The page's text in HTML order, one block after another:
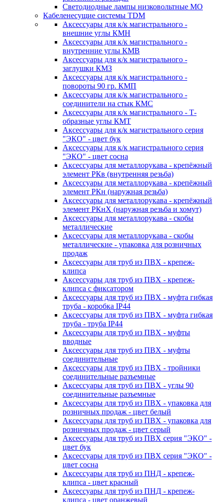
Светодиодные лампы низковольтные МО
Кабеленесущие системы TDM
Аксессуары для к/к магистрального -
внешние углы КМН
Аксессуары для к/к магистрального -
внутренние углы КМВ
Аксессуары для к/к магистрального -
заглушки КМЗ
Аксессуары для к/к магистрального -
повороты 90 гр. КМП
Аксессуары для к/к магистрального -
соединители на стык КМС
Аксессуары для к/к магистрального - Т-
образные углы КМТ
Аксессуары для к/к магистрального серия
"ЭКО" - цвет бук
Аксессуары для к/к магистрального серия
"ЭКО" - цвет сосна
Аксессуары для металлорукава - крепёжный
элемент РКв (внутренняя резьба)
Аксессуары для металлорукава - крепёжный
элемент РКн (наружная резьба)
Аксессуары для металлорукава - крепёжный
элемент РКнХ (наружная резьба и хомут)
Аксессуары для металлорукава - скобы
металлические
Аксессуары для металлорукава - скобы
металлические - упаковка для розничных
продаж
Аксессуары для труб из ПВХ - крепеж-
клипса
Аксессуары для труб из ПВХ - крепеж-
клипса с фиксатором
Аксессуары для труб из ПВХ - муфта гибкая
труба - коробка IP44
Аксессуары для труб из ПВХ - муфта гибкая
труба - труба IP44
Аксессуары для труб из ПВХ - муфты
вводные
Аксессуары для труб из ПВХ - муфты
соединительные
Аксессуары для труб из ПВХ - тройники
соединительные разъемные
Аксессуары для труб из ПВХ - углы 90
соединительные разъемные
Аксессуары для труб из ПВХ - упаковка для
розничных продаж - цвет белый
Аксессуары для труб из ПВХ - упаковка для
розничных продаж - цвет серый
Аксессуары для труб из ПВХ серия "ЭКО" -
цвет бук
Аксессуары для труб из ПВХ серия "ЭКО" -
цвет сосна
Аксессуары для труб из ПНД - крепеж-
клипса - цвет красный
Аксессуары для труб из ПНД - крепеж-
клипса - цвет оранжевый